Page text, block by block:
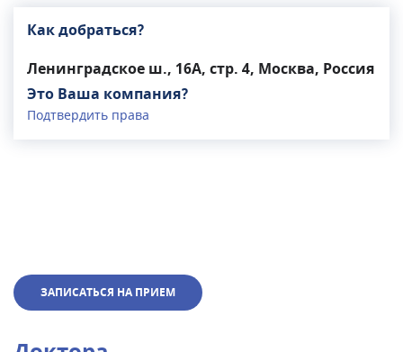
Как добраться?
Ленинградское ш., 16А, стр. 4, Москва, Россия
Это Ваша компания?
Подтвердить права
ЗАПИСАТЬСЯ НА ПРИЕМ